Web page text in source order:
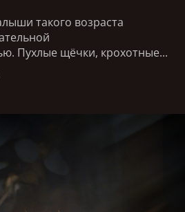
такого возраста
Пухлые щёчки, крохотные...